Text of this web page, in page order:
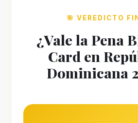
🎯 VEREDICTO
¿Vale la Pena
Card en
Dominicana